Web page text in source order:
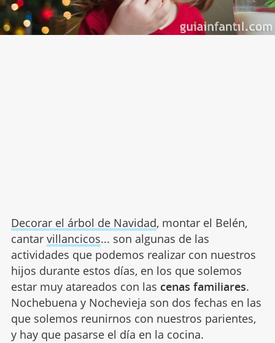
Decorar el árbol de Navidad, montar el Belén,
cantar villancicos... son algunas de las
actividades que podemos realizar con nuestros
hijos durante estos días, en los que solemos
estar muy atareados con las cenas familiares.
Nochebuena y Nochevieja son dos fechas en las
que solemos reunirnos con nuestros parientes,
y hay que pasarse el día en la cocina.